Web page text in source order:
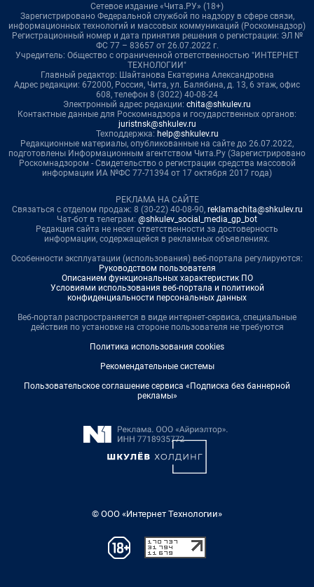
Сетевое издание «Чита.РУ» (18+)
Зарегистрировано Федеральной службой по надзору в сфере связи,
информационных технологий и массовых коммуникаций (Роскомнадзор)
Регистрационный номер и дата принятия решения о регистрации: ЭЛ №
ФС 77 – 83657 от 26.07.2022 г.
Учредитель: Общество с ограниченной ответственностью "ИНТЕРНЕТ
ТЕХНОЛОГИИ"
Главный редактор: Шайтанова Екатерина Александровна
Адрес редакции: 672000, Россия, Чита, ул. Балябина, д. 13, 6 этаж, офис
608, телефон 8 (3022) 40-08-24
Электронный адрес редакции: chita@shkulev.ru
Контактные данные для Роскомнадзора и государственных органов:
juristnsk@shkulev.ru
Техподдержка: help@shkulev.ru
Редакционные материалы, опубликованные на сайте до 26.07.2022,
подготовлены Информационным агентством Чита.Ру (Зарегистрировано
Роскомнадзором - Свидетельство о регистрации средства массовой
информации ИА №ФС 77-71394 от 17 октября 2017 года)
РЕКЛАМА НА САЙТЕ
Связаться с отделом продаж: 8 (30-22) 40-08-90, reklamachita@shkulev.ru
Чат-бот в телеграм: @shkulev_social_media_gp_bot
Редакция сайта не несет ответственности за достоверность
информации, содержащейся в рекламных объявлениях.
Особенности эксплуатации (использования) веб-портала регулируются:
Руководством пользователя
Описанием функциональных характеристик ПО
Условиями использования веб-портала и политикой
конфиденциальности персональных данных
Веб-портал распространяется в виде интернет-сервиса, специальные
действия по установке на стороне пользователя не требуются
Политика использования cookies
Рекомендательные системы
Пользовательское соглашение сервиса «Подписка без баннерной
рекламы»
© ООО «Интернет Технологии»